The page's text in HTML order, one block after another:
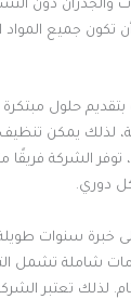
والجدران دون
تكون جميع
بتقديم حلول
لذلك يمكن تنظيف
الشركة فريقًا
دوري.
خبرة سنوات
شاملة تشمل
لذلك تعتبر